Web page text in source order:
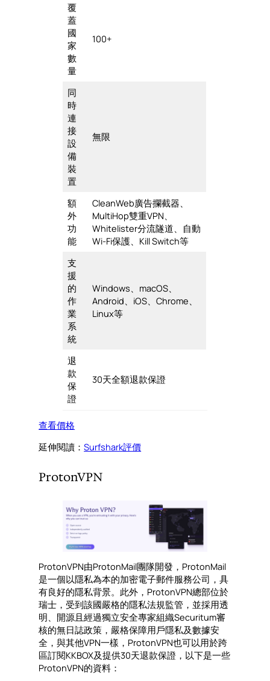
覆
蓋
國
家
數
量
100+
同
時
連
接
設
備
裝
置
無限
額
外
功
能
CleanWeb廣告攔截器、
MultiHop雙重VPN、
Whitelister分流隧道、自動
Wi-Fi保護、Kill Switch等
支
援
的
作
業
系
統
Windows、macOS、
Android、iOS、Chrome、
Linux等
退
款
保
證
30天全額退款保證
查看價格
延伸閱讀：Surfshark評價
ProtonVPN
ProtonVPN由ProtonMail團隊開發，ProtonMail
是一個以隱私為本的加密電子郵件服務公司，具
有良好的隱私背景。此外，ProtonVPN總部位於
瑞士，受到該國嚴格的隱私法規監管，並採用透
明、開源且經過獨立安全專家組織Securitum審
核的無日誌政策，嚴格保障用戶隱私及數據安
全，與其他VPN一樣，ProtonVPN也可以用於跨
區訂閱KKBOX及提供30天退款保證，以下是一些
ProtonVPN的資料：